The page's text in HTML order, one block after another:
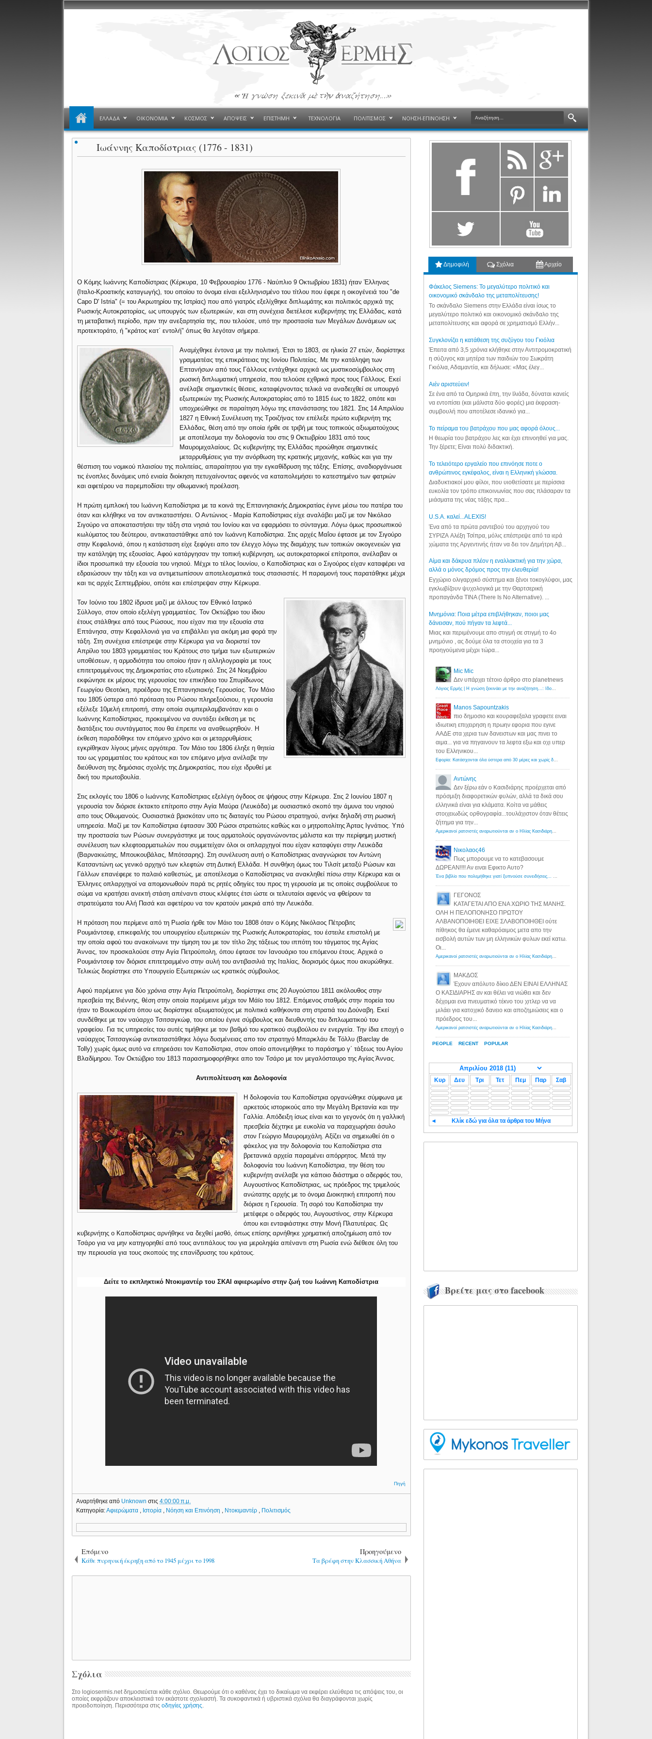
ΕΛΛΑΔΑ ΟΙΚΟΝΟΜΙΑ ΚΟΣΜΟΣ ΑΠΟΨΕΙΣ ΕΠΙΣΤΗΜΗ ΤΕΧΝΟΛΟΓΙΑ ΠΟΛΙΤΙΣΜΟΣ ΝΟΗΣΗ-ΕΠΙΝΟΗΣΗ
Ιωάννης Καποδίστριας (1776 - 1831)
Ο Κόμης Ιωάννης Καποδίστριας (Κέρκυρα, 10 Φεβρουαρίου 1776 - Ναύπλιο 9 Οκτωβρίου 1831) ήταν Έλληνας
(Ιταλο-Κροατικής καταγωγής), του οποίου το όνομα είναι εξελληνισμένο του τίτλου που έφερε η οικογένειά του "de
Capo D' Istria" (= του Ακρωτηρίου της Ιστρίας) που από γιατρός εξελίχθηκε διπλωμάτης και πολιτικός αρχικά της
Ρωσικής Αυτοκρατορίας, ως υπουργός των εξωτερικών, και στη συνέχεια διετέλεσε κυβερνήτης της Ελλάδας, κατά
τη μεταβατική περίοδο, πριν την ανεξαρτησία της, που τελούσε, υπό την προστασία των Μεγάλων Δυνάμεων ως
προτεκτοράτο, ή "κράτος κατ΄ εντολή" όπως θα λεγόταν σήμερα.
Αναμίχθηκε έντονα με την πολιτική. Έτσι το 1803, σε ηλικία 27 ετών, διορίστηκε
γραμματέας της επικράτειας της Ιονίου Πολιτείας. Με την κατάληψη των
Επτανήσων από τους Γάλλους εντάχθηκε αρχικά ως μυστικοσύμβουλος στη
ρωσική διπλωματική υπηρεσία, που τελούσε εχθρικά προς τους Γάλλους. Εκεί
ανέλαβε σημαντικές θέσεις, καταφέρνοντας τελικά να αναδειχθεί σε υπουργό
εξωτερικών της Ρωσικής Αυτοκρατορίας από το 1815 έως το 1822, οπότε και
υποχρεώθηκε σε παραίτηση λόγω της επανάστασης του 1821. Στις 14 Απριλίου
1827 η Εθνική Συνέλευση της Τροιζήνας τον επέλεξε πρώτο κυβερνήτη της
Ελλάδας, θέση από την οποία ήρθε σε τριβή με τους τοπικούς αξιωματούχους
με αποτέλεσμα την δολοφονία του στις 9 Οκτωβρίου 1831 από τους
Μαυρομιχαλαίους. Ως κυβερνήτης της Ελλάδας προώθησε σημαντικές
μεταρρυθμίσεις για την ανόρθωση της κρατικής μηχανής, καθώς και για την
θέσπιση του νομικού πλαισίου της πολιτείας, απαραίτητου για την εγκαθίδρυση της τάξης. Επίσης, αναδιοργάνωσε
τις ένοπλες δυνάμεις υπό ενιαία διοίκηση πετυχαίνοντας αφενός να καταπολεμήσει το κατεστημένο των φατριών
και αφετέρου να παρεμποδίσει την οθωμανική προέλαση.
Η πρώτη εμπλοκή του Ιωάννη Καποδίστρια με τα κοινά της Επτανησιακής Δημοκρατίας έγινε μέσω του πατέρα του
όταν και κλήθηκε να τον αντικαταστήσει. Ο Αντώνιος - Μαρία Καποδίστριας είχε αναλάβει μαζί με τον Νικόλαο
Σιγούρο να αποκαταστήσει την τάξη στα νησιά του Ιονίου και να εφαρμόσει το σύνταγμα. Λόγω όμως προσωπικού
κωλύματος του δεύτερου, αντικαταστάθηκε από τον Ιωάννη Καποδίστρια. Στις αρχές Μαΐου έφτασε με τον Σιγούρο
στην Κεφαλονιά, όπου η κατάσταση είχε ξεφύγει απο τον έλεγχο λόγω της διαμάχης των τοπικών οικογενειών για
την κατάληψη της εξουσίας. Αφού κατάργησαν την τοπική κυβέρνηση, ως αυτοκρατορικοί επίτροποι, ανέλαβαν οι
ίδιοι προσωπικά την εξουσία του νησιού. Μέχρι το τέλος Ιουνίου, ο Καποδίστριας και ο Σιγούρος είχαν καταφέρει να
εδραιώσουν την τάξη και να αντιμετωπίσουν αποτελεσματικά τους στασιαστές. Η παραμονή τους παρατάθηκε μέχρι
και τις αρχές Σεπτεμβρίου, οπότε και επέστρεψαν στην Κέρκυρα.
Τον Ιούνιο του 1802 ίδρυσε μαζί με άλλους τον Εθνικό Ιατρικό
Σύλλογο, στον οποίο εξελέγη γραμματέας. Τον Οκτώβριο του ίδιου
έτους στάλθηκε από τους Ρώσους, που είχαν πια την εξουσία στα
Επτάνησα, στην Κεφαλλονιά για να επιβάλλει για ακόμη μια φορά την
τάξη. Στη συνέχεια επέστρεψε στην Κέρκυρα για να διοριστεί τον
Απρίλιο του 1803 γραμματέας του Κράτους στο τμήμα των εξωτερικών
υποθέσεων, η αρμοδιότητα του οποίου ήταν η αλληλογραφία με τους
επιτετραμμένους της Δημοκρατίας στο εξωτερικό. Στις 24 Νοεμβρίου
εκφώνησε εκ μέρους της γερουσίας τον επικήδειο του Σπυρίδωνος
Γεωργίου Θεοτόκη, προέδρου της Επτανησιακής Γερουσίας. Τον Μάιο
του 1805 ύστερα από πρόταση του Ρώσου πληρεξούσιου, η γερουσία
εξέλεξε 10μελή επιτροπή, στην οποία συμπεριλαμβανόταν και ο
Ιωάννης Καποδίστριας, προκειμένου να συντάξει έκθεση με τις
διατάξεις του συντάγματος που θα έπρεπε να αναθεωρηθούν. Η
έκθεση παραδόθηκε τον επόμενο χρόνο και οι μεταρρυθμίσεις
εγκρίθηκαν λίγους μήνες αργότερα. Τον Μάιο του 1806 έληξε η θητεία
του ως γραμματέας του κράτους και τον επόμενο μήνα ανέλαβε την
διεύθυνση της δημόσιας σχολής της Δημοκρατίας, που είχε ιδρυθεί με
δική του πρωτοβουλία.
Στις εκλογές του 1806 ο Ιωάννης Καποδίστριας εξελέγη όγδοος σε ψήφους στην Κέρκυρα. Στις 2 Ιουνίου 1807 η
γερουσία τον διόρισε έκτακτο επίτροπο στην Αγία Μαύρα (Λευκάδα) με ουσιαστικό σκοπό την άμυνα του νησιού
απο τους Οθωμανούς. Ουσιαστικά βρισκόταν υπο τις διαταγές του Ρώσου στρατηγού, ανήκε δηλαδή στη ρωσική
υπηρεσία. Μαζί με τον Καποδίστρια έφτασαν 300 Ρώσοι στρατιώτες καθώς και ο μητροπολίτης Άρτας Ιγνάτιος. Υπό
την προστασία των Ρώσων συνεργάστηκε με τους αρματολούς οργανώνοντας μάλιστα και την περίφημη μυστική
συνέλευση των κλεφτοαρματωλών που συμμετείχαν όλοι οι οπλαρχηγοί που είχαν καταφύγει στην Λευκάδα
(Βαρνακιώτης, Μπουκουβάλας, Μπότσαρης). Στη συνέλευση αυτή ο Καποδίστριας αναγνώρισε τον Αντώνη
Κατσαντώνη ως γενικό αρχηγό των κλεφτών στη Δυτική Ελλάδα. Η συνθήκη όμως του Τιλσίτ μεταξύ Ρώσων και
Γάλλων επανέφερε το παλαιό καθεστώς, με αποτέλεσμα ο Καποδίστριας να ανακληθεί πίσω στην Κέρκυρα και οι
Έλληνες οπλαρχηγοί να απομονωθούν παρά τις ρητές οδηγίες του προς τη γερουσία με τις οποίες συμβούλευε το
σώμα να κρατήσει ανεκτή στάση απέναντι στους κλέφτες έτσι ώστε οι τελευταίοι αφενός να φθείρουν τα
στρατεύματα του Αλή Πασά και αφετέρου να τον κρατούν μακριά από την Λευκάδα.
Η πρόταση που περίμενε από τη Ρωσία ήρθε τον Μάιο του 1808 όταν ο Κόμης Νικόλαος Πέτροβιτς
Ρουμιάντσεφ, επικεφαλής του υπουργείου εξωτερικών της Ρωσικής Αυτοκρατορίας, του έστειλε επιστολή με
την οποία αφού του ανακοίνωνε την τίμηση του με τον τίτλο 2ης τάξεως του ιππότη του τάγματος της Αγίας
Άννας, τον προσκαλούσε στην Αγία Πετρούπολη, όπου έφτασε τον Ιανουάριο του επόμενου έτους. Αρχικά ο
Ρουμιάντσεφ τον διόρισε επιτετραμμένο στην αυλή του αντιβασιλιά της Ιταλίας, διορισμός όμως που ακυρώθηκε.
Τελικώς διορίστηκε στο Υπουργείο Εξωτερικών ως κρατικός σύμβουλος.
Αφού παρέμεινε για δύο χρόνια στην Αγία Πετρούπολη, διορίστηκε στις 20 Αυγούστου 1811 ακόλουθος στην
πρεσβεία της Βιέννης, θέση στην οποία παρέμεινε μέχρι τον Μάϊο του 1812. Επόμενος σταθμός στην πορεία του
ήταν το Βουκουρέστι όπου ως διορίστηκε αξιωματούχος με πολιτικά καθήκοντα στη στρατιά του Δούναβη. Εκεί
συνδέθηκε με τον ναύαρχο Τσιτσαγκώφ, του οποίου έγινε σύμβουλος και διευθυντής του διπλωματικού του
γραφείου. Για τις υπηρεσίες του αυτές τιμήθηκε με τον βαθμό του κρατικού συμβούλου εν ενεργεία. Την ίδια εποχή ο
ναύαρχος Τσιτσαγκώφ αντικαταστάθηκε λόγω δυσμένειας απο τον στρατηγό Μπαρκλάυ δε Τόλλυ (Barclay de
Tolly) χωρίς όμως αυτό να επηρεάσει τον Καποδίστρια, στον οποίο απονεμήθηκε το παράσημο γ΄ τάξεως του Αγίου
Βλαδίμηρου. Τον Οκτώβριο του 1813 παρασημοφορήθηκε απο τον Τσάρο με τον μεγαλόσταυρο της Αγίας Άννας.
Αντιπολίτευση και Δολοφονία
Η δολοφονία του Καποδίστρια οργανώθηκε σύμφωνα με
αρκετούς ιστορικούς απο την Μεγάλη Βρετανία και την
Γαλλία. Απόδειξη ίσως είναι και το γεγονός ότι η γαλλική
πρεσβεία δέχτηκε με ευκολία να παραχωρήσει άσυλο
στον Γεώργιο Μαυρομιχάλη. Αξίζει να σημειωθεί ότι ο
φάκελος για την δολοφονία του Καποδίστρια στα
βρετανικά αρχεία παραμένει απόρρητος. Μετά την
δολοφονία του Ιωάννη Καποδίστρια, την θέση του
κυβερνήτη ανέλαβε για κάποιο διάστημα ο αδερφός του,
Αυγουστίνος Καποδίστριας, ως πρόεδρος της τριμελούς
ανώτατης αρχής με το όνομα Διοικητική επιτροπή που
διόρισε η Γερουσία. Τη σορό του Καποδίστρια την
μετέφερε ο αδερφός του, Αυγουστίνος, στην Κέρκυρα
όπου και ενταφιάστηκε στην Μονή Πλατυτέρας. Ως
κυβερνήτης ο Καποδίστριας αρνήθηκε να δεχθεί μισθό, όπως επίσης αρνήθηκε χρηματική αποζημίωση από τον
Τσάρο για να μην κατηγορηθεί από τους αντιπάλους του για μεροληψία απέναντι στη Ρωσία ενώ διέθεσε όλη του
την περιουσία για τους σκοπούς της επανίδρυσης του κράτους.
Δείτε το εκπληκτικό Ντοκιμαντέρ του ΣΚΑΙ αφιερωμένο στην ζωή του Ιωάννη Καποδίστρια
Πηγή
Αναρτήθηκε από Unknownστις4:00:00 π.μ.
Κατηγορία:Αφιερώματα Ιστορία Νόηση και Επινόηση Ντοκιμαντέρ Πολιτισμός
Επόμενο
Κάθε πυρηνική έκρηξη από το 1945 μέχρι το 1998
Προηγούμενο
Τα βρέφη στην Κλασσική Αθήνα
Σχόλια
Στο logiosermis.net δημοσιεύεται κάθε σχόλιο. Θεωρούμε ότι ο καθένας έχει το δικαίωμα να εκφέρει ελεύθερα τις απόψεις του, οι
οποίες εκφράζουν αποκλειστικά τον εκάστοτε σχολιαστή. Τα συκοφαντικά ή υβριστικά σχόλια θα διαγράφονται χωρίς
προειδοποίηση. Περισσότερα στιςοδηγίες χρήσης
Δημοφιλή Σχόλια Αρχείο
Φάκελος Siemens: Το μεγαλύτερο πολιτικό και
οικονομικό σκάνδαλο της μεταπολίτευσης!
Το σκάνδαλο Siemens στην Ελλάδα είναι ίσως το
μεγαλύτερο πολιτικό και οικονομικό σκάνδαλο της
μεταπολίτευσης και αφορά σε χρηματισμό Ελλήν...
Συγκλονίζει η κατάθεση της συζύγου του Γκιόλια
Έπειτα από 3,5 χρόνια κλήθηκε στην Αντιτρομοκρατική
η σύζυγος και μητέρα των παιδιών του Σωκράτη
Γκιόλια, Αδαμαντία, και δήλωσε: «Μας έλεγ...
Aιέν αριστεύειν!
Σε ένα από τα Ομηρικά έπη, την Ιλιάδα, δύναται κανείς
να εντοπίσει (και μάλιστα δύο φορές) μια έκφραση-
συμβουλή που αποτέλεσε ιδανικό για...
Το πείραμα του βατράχου που μας αφορά όλους...
Η θεωρία του βατράχου λες και έχει επινοηθεί για μας.
Την ξέρετε; Είναι πολύ διδακτική.
Το τελειότερο εργαλείο που επινόησε ποτε ο
ανθρώπινος εγκέφαλος, είναι η Ελληνική γλώσσα.
Διαδυκτιακοί μου φίλοι, που υιοθετίσατε με περίσσια
ευκολία τον τρόπο επικοινωνίας που σας πλάσαραν τα
μιάσματα της νέας τάξης πρα...
U.S.A. καλεί...ALEXIS!
Ένα από τα πρώτα ραντεβού του αρχηγού του
ΣΥΡΙΖΑ Αλέξη Τσίπρα, μόλις επέστρεψε από τα ιερά
χώματα της Αργεντινής ήταν να δει τον Δημήτρη Αβ...
Αίμα και δάκρυα πλέον η εναλλακτική για την χώρα,
αλλά ο μόνος δρόμος προς την ελευθερία!
Εγχώριο ολιγαρχικό σύστημα και ξένοι τοκογλύφοι, μας
εγκλωβίζουν ψυχολογικά με την Θαρτσερική
προπαγάνδα TINA (There Is No Alternative). ...
Μνημόνια: Ποια μέτρα επιβλήθηκαν, ποιοι μας
δάνεισαν, πού πήγαν τα λεφτά...
Μιας και περιμένουμε απο στιγμή σε στιγμή το 4ο
μνημόνιο , ας δούμε όλα τα στοιχεία για τα 3
προηγούμενα μέχρι τώρα...
PEOPLE RECENT POPULAR
Mic Mic
Δεν υπάρχει τέτοιο άρθρο στο planetnews
Λόγιος Ερμής | Η γνώση ξεκινάει με την αναζήτηση...: Ιδού οι 18 που χρωστούν 11 δις ευρώ!
Manos Sapountzakis
πιο δημοσιο και κουραφεξαλα γραφετε ειναι
ιδιωτικη επιχειρηση η πρωην εφορια που εγινε
ΑΑΔΕ στα χερια των δανειστων και μας πινει το
αιμα... για να πηγαινουν τα λεφτα εξω και οχι υπερ
του Ελληνικου...
Εφορία: Κατάσχονται όλα ύστερα από 30 μέρες και χωρίς δικαστικές αποφάσεις - Λόγιος Ερμής
Αντώνης
Δεν ξέρω εάν ο Κασιδιάρης προέρχεται από
πρόσμιξη διαφορετικών φυλών, αλλά τα δικά σου
ελληνικά είναι για κλάματα. Κοίτα να μάθεις
στοιχειωδώς ορθογραφία...τουλάχιστον όταν θέτεις
ζήτημα για την...
Αμερικανοί ρατσιστές αναρωτιούνται αν ο Ηλίας Κασιδιάρης ανήκει στη λευκή φυλή... - Λόγιος Ερμής
Νικολαος46
Πως μπορουμε να το κατεβασουμε
ΔΩΡΕΑΝ!!!! Αν ειναι Εφικτο Αυτο?
Ένα βιβλίο που πολεμήθηκε γιατί ξυπνούσε συνειδήσεις... - Λόγιος Ερμής | Η γνώση ξεκινάει με την αναζήτηση...
ΓΕΓΟΝΟΣ
ΚΑΤΑΓΕΤΑΙ ΑΠΟ ΕΝΑ ΧΩΡΙΟ ΤΗΣ ΜΑΝΗΣ.
ΟΛΗ Η ΠΕΛΟΠΟΝΗΣΟ ΠΡΩΤΟΥ
ΑΛΒΑΝΟΠΟΙΗΘΕΙ ΕΙΧΕ ΣΛΑΒΟΠΟΙΗΘΕΙ ούτε
πίθηκος θα έμενε καθαρόαιμος μετα απο την
εισβολή αυτών των μη ελληνικών φυλων εκεί κατω.
Οι...
Αμερικανοί ρατσιστές αναρωτιούνται αν ο Ηλίας Κασιδιάρης ανήκει στη λευκή φυλή... - Λόγιος Ερμής
ΜΑΚΔΟΣ
Έχουν απόλυτο δίκιο ΔΕΝ ΕΙΝΑΙ ΕΛΛΗΝΑΣ
Ο ΚΑΣΙΔΙΑΡΗΣ αν και θέλει να νιώθει και δεν
δέχομαι ενα πνευματικό τέκνο του χιτλερ να να
μιλάει για κατοχικό δανειο και αποζημιώσεις και ο
πρόεδρος του...
Αμερικανοί ρατσιστές αναρωτιούνται αν ο Ηλίας Κασιδιάρης ανήκει στη λευκή φυλή... - Λόγιος Ερμής
Κυρ Δευ Τρι Τετ Πεμ Παρ Σαβ
◄ Κλίκ εδώ για όλα τα άρθρα του Μήνα
Βρείτε μας στο facebook